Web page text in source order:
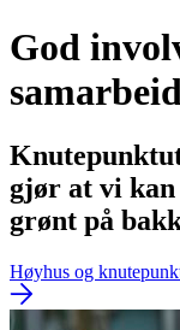
God
gjør at vi kan
grønt på
Høyhus og